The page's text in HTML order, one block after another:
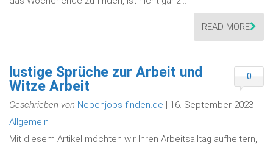
READ MORE
0
lustige Sprüche zur Arbeit und
Witze Arbeit
Geschrieben von Nebenjobs-finden.de | 16. September 2023 |
Allgemein
Mit diesem Artikel möchten wir Ihren Arbeitsalltag aufheitern,